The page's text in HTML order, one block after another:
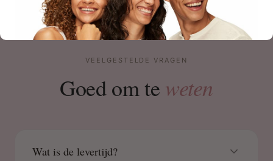
VEELGESTELDE VRAGEN
Goed om te weten
Wat is de levertijd?